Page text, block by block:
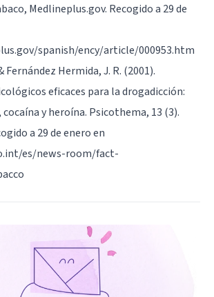
Medlineplus.gov. Recogido a 29 de
spanish/ency/article/000953.htm
Fernández Hermida, J. R. (2001).
eficaces para la drogadicción:
y heroína. Psicothema, 13 (3).
a 29 de enero en
es/news-room/fact-